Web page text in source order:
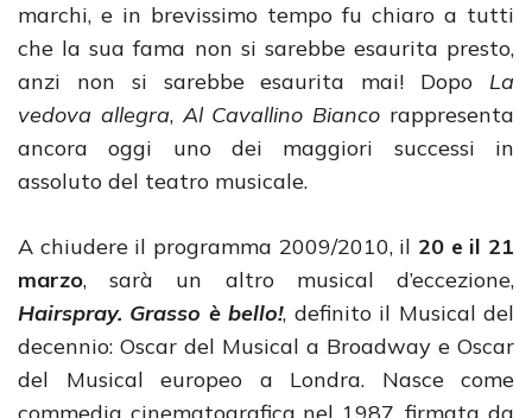
marchi, e in brevissimo tempo fu chiaro a tutti
che la sua fama non si sarebbe esaurita presto,
anzi non si sarebbe esaurita mai! Dopo La
vedova allegra,Al Cavallino Bianco rappresenta
ancora oggi uno dei maggiori successi in
assoluto del teatro musicale.
A chiudere il programma 2009/2010, il 20 e il 21
marzo, sarà un altro musical d’eccezione,
Hairspray. Grasso è bello!, definito il Musical del
decennio: Oscar del Musical a Broadway e Oscar
del Musical europeo a Londra. Nasce come